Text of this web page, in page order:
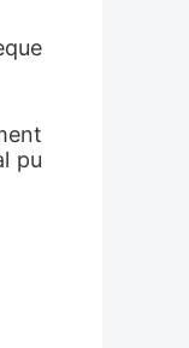
pu